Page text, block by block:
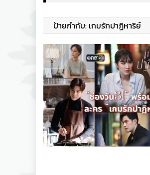
ป้ายกำกับ: เกมรักปาฏิหาริย์